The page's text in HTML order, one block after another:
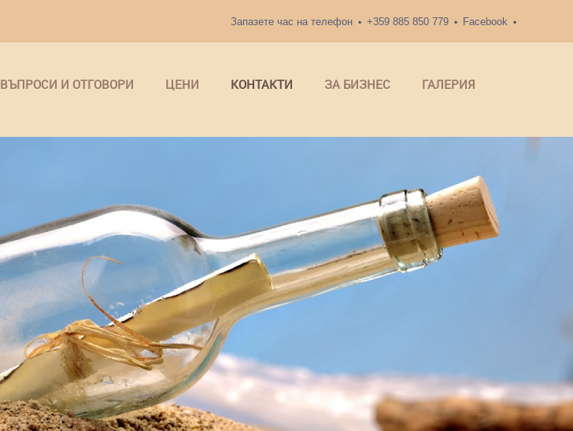
Запазете час на телефон +359 885 850 779 Facebook
ВЪПРОСИ И ОТГОВОРИ ЦЕНИ КОНТАКТИ ЗА БИЗНЕС ГАЛЕРИЯ